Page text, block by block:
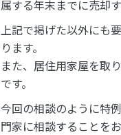
属する年末までに売却
上記で掲げた以外にも
ります。
また、居住用家屋を取
です。
今回の相談のように特
門家に相談することをお